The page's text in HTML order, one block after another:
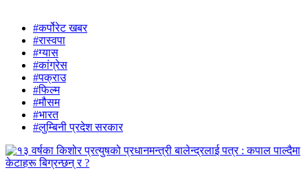
#कर्पोरेट खबर
#रास्वपा
#ग्यास
#कांग्रेस
#पक्राउ
#फिल्म
#मौसम
#भारत
#लुम्बिनी प्रदेश सरकार